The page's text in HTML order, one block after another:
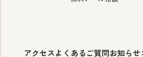
アクセスよくあるご質問お知らせ